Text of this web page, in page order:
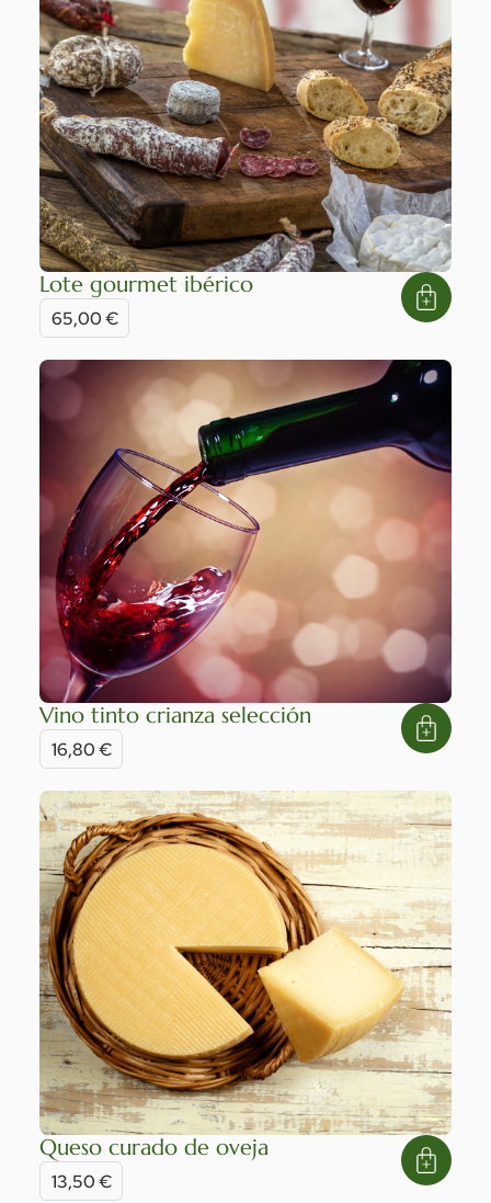
Lote gourmet ibérico
65,00€
Vino tinto crianza selección
16,80€
Queso curado de oveja
13,50€